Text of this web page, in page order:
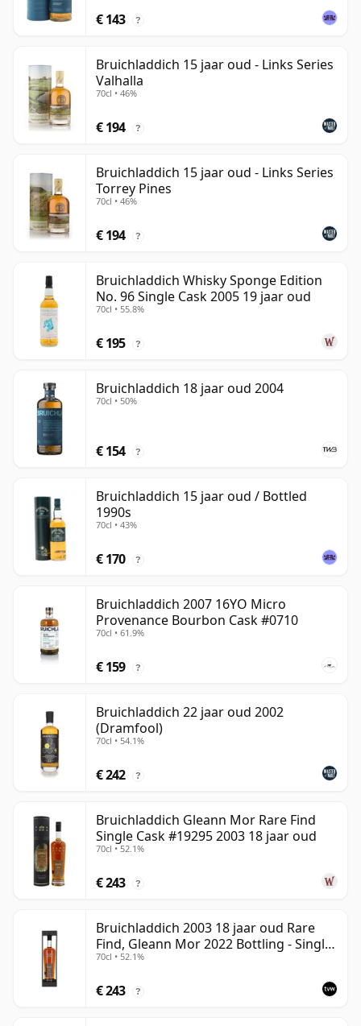
€ 143 ?
Bruichladdich 15 jaar oud - Links Series
Valhalla
70cl • 46%
€ 194 ?
Bruichladdich 15 jaar oud - Links Series
Torrey Pines
70cl • 46%
€ 194 ?
Bruichladdich Whisky Sponge Edition
No. 96 Single Cask 2005 19 jaar oud
70cl • 55.8%
€ 195 ?
Bruichladdich 18 jaar oud 2004
70cl • 50%
€ 154 ?
Bruichladdich 15 jaar oud / Bottled
1990s
70cl • 43%
€ 170 ?
Bruichladdich 2007 16YO Micro
Provenance Bourbon Cask #0710
70cl • 61.9%
€ 159 ?
Bruichladdich 22 jaar oud 2002
(Dramfool)
70cl • 54.1%
€ 242 ?
Bruichladdich Gleann Mor Rare Find
Single Cask #19295 2003 18 jaar oud
70cl • 52.1%
€ 243 ?
Bruichladdich 2003 18 jaar oud Rare
Find, Gleann Mor 2022 Bottling - Single
Cask 19295
70cl • 52.1%
€ 243 ?